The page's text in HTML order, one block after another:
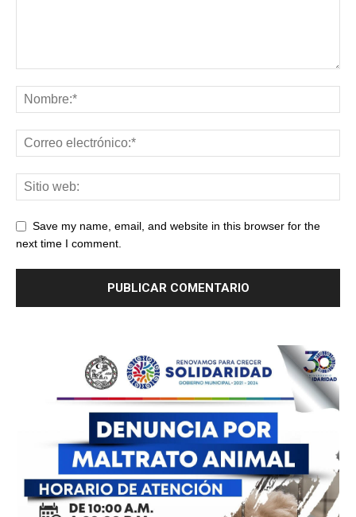
Save my name, email, and website in this browser for the
next time I comment.